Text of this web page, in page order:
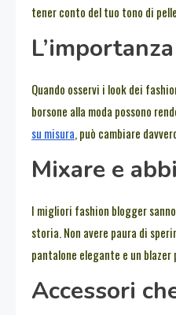
tener conto del tuo tono di
Quando osservi i look dei
borsone alla moda possono
su misura, può cambiare
Mixare e
I migliori fashion blogger
storia. Non avere paura di
pantalone elegante e un
Accessori